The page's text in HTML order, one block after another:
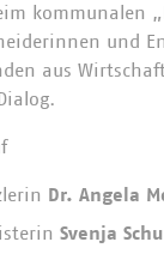
kommunalen
und
aus
Dr. Angela
Svenja